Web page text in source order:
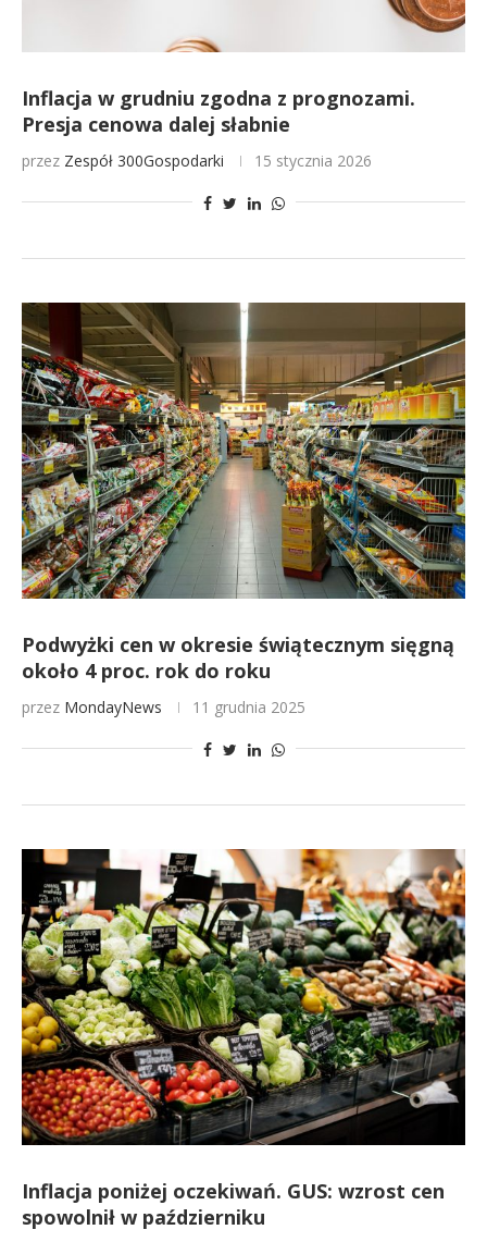
Inflacja w grudniu zgodna z prognozami.
Presja cenowa dalej słabnie
przez Zespół 300Gospodarki 15 stycznia 2026
Podwyżki cen w okresie świątecznym sięgną
około 4 proc. rok do roku
przez MondayNews 11 grudnia 2025
Inflacja poniżej oczekiwań. GUS: wzrost cen
spowolnił w październiku